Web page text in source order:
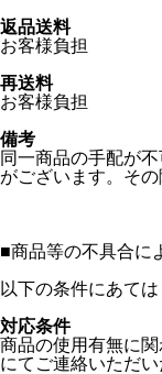
返品送料
お客様負担
再送料
お客様負担
備考
同一商品の手配が
がございます。そ
■商品等の不具合に
以下の条件にあて
対応条件
商品の使用有無に
にてご連絡いただ